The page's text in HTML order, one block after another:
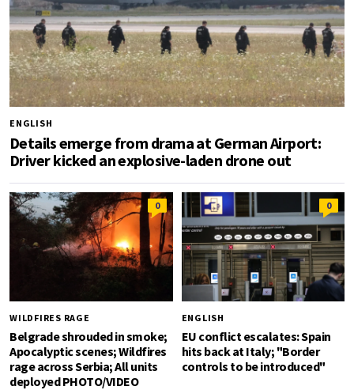
ENGLISH
Details emerge from drama at German Airport:
Driver kicked an explosive-laden drone out
0
WILDFIRES RAGE
Belgrade shrouded in smoke;
Apocalyptic scenes; Wildfires
rage across Serbia; All units
deployed PHOTO/VIDEO
0
ENGLISH
EU conflict escalates: Spain
hits back at Italy; "Border
controls to be introduced"